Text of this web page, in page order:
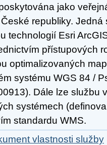
jako
republiky.
technologií Esri
přístupových
optimalizovaných
systému WGS 84 /
Dále lze službu
systémech
standardu WMS.
vlastnosti služby